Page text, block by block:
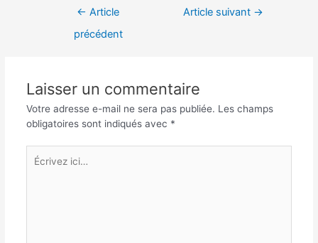
Navigation← Article
précédent
Article suivant →
Laisser un commentaire
Votre adresse e-mail ne sera pas publiée. Les champs
obligatoires sont indiqués avec *
Écrivez
ici…